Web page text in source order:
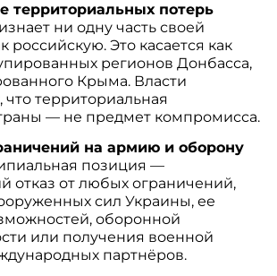
территориальных потерь
ни одну часть своей
российскую. Это касается как
регионов Донбасса,
Крыма. Власти
территориальная
— не предмет компромисса.
на армию и оборону
позиция —
отказ от любых ограничений,
сил Украины, ее
оборонной
или получения военной
партнёров.